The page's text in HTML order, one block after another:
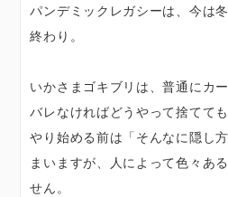
パンデミックレガシーは、今は
終わり。
いかさまゴキブリは、普通にカ
バレなければどうやって捨てて
やり始める前は「そんなに隠し
まいますが、人によって色々あ
せん。